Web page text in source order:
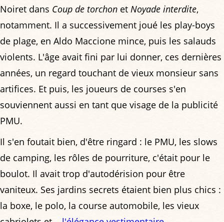
Noiret dans Coup de torchon et Noyade interdite,
notamment. Il a successivement joué les play-boys
de plage, en Aldo Maccione mince, puis les salauds
violents. L'âge avait fini par lui donner, ces dernières
années, un regard touchant de vieux monsieur sans
artifices. Et puis, les joueurs de courses s'en
souviennent aussi en tant que visage de la publicité
PMU.
Il s'en foutait bien, d'être ringard : le PMU, les slows
de camping, les rôles de pourriture, c'était pour le
boulot. Il avait trop d'autodérision pour être
vaniteux. Ses jardins secrets étaient bien plus chics :
la boxe, le polo, la course automobile, les vieux